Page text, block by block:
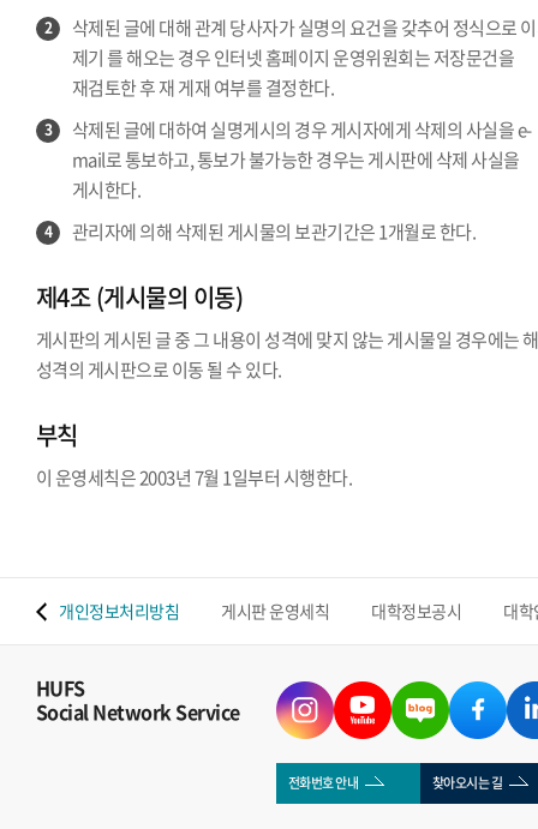
2
삭제된 글에 대해 관계 당사자가 실명의 요건을 갖추어 정식으로
제기 를 해오는 경우 인터넷 홈페이지 운영위원회는 저장문건을
재검토한 후 재 게재 여부를 결정한다.
3
삭제된 글에 대하여 실명게시의 경우 게시자에게 삭제의 사실을 e-
mail로 통보하고, 통보가 불가능한 경우는 게시판에 삭제 사실을
게시한다.
4 관리자에 의해 삭제된 게시물의 보관기간은 1개월로 한다.
제4조 (게시물의 이동)
게시판의 게시된 글 중 그 내용이 성격에 맞지 않는 게시물일 경우에는
성격의 게시판으로 이동 될 수 있다.
부칙
이 운영세칙은 2003년 7월 1일부터 시행한다.
개인정보처리방침 게시판 운영세칙 대학정보공시 대
HUFS
Social Network Service
전화번호 안내 찾아오시는 길